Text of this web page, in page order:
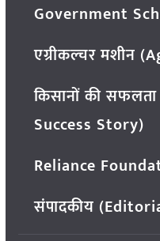
Government
एग्रीकल्चर मशीन
किसानों की
Success Story)
Reliance
संपादकीय